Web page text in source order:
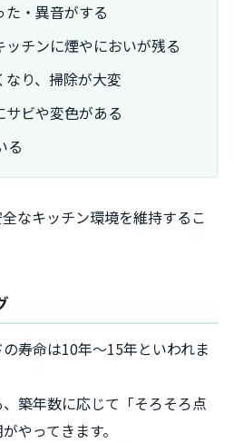
・異音がする
チンに煙やにおいが残る
り、掃除が大変
サビや変色がある
る
なキッチン環境を維持するこ
寿命は10年～15年といわれま
築年数に応じて「そろそろ点
やってきます。